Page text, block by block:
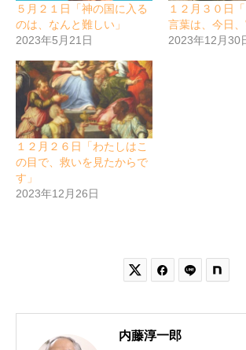
５月２１日「神の国に入る
のは、なんと難しい」
2023年5月21日
１２月３０日
言葉は、今日、
2023年12月30
１２月２６日「わたしはこ
の目で、救いを見たからで
す」
2023年12月26日
 
内藤淳一郎